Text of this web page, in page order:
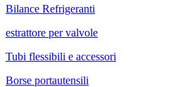
Bilance Refrigeranti
estrattore per valvole
Tubi flessibili e accessori
Borse portautensili